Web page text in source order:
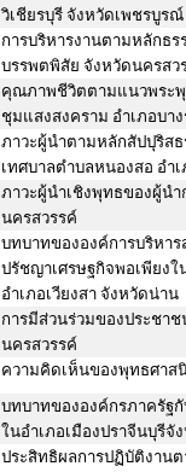
วิเชียรบุรี จังหวัดเพชรบูรณ์
การบริหารงานตามหลักธ
บรรพตพิสัย จังหวัดนครสว
คุณภาพชีวิตตามแนวพระพุ
ชุมแสงสงคราม อำเภอบา
ภาวะผู้นำตามหลักสัปปุริส
เทศบาลตำบลหนองสอ อำ
ภาวะผู้นำเชิงพุทธของผู้น
นครสวรรค์
บทบาทขององค์การบริหา
ปรัชญาเศรษฐกิจพอเพียง
อำเภอเวียงสา จังหวัดน่าน
การมีส่วนร่วมของประชา
นครสวรรค์
ความคิดเห็นของพุทธศาส
บทบาทขององค์กรภาครัฐ
ในอำเภอเมืองปราจีนบุรีจั
ประสิทธิผลการปฏิบัติงาน